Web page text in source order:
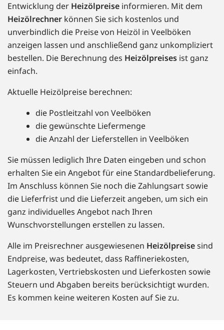
Entwicklung der Heizölpreise informieren. Mit dem
Heizölrechner können Sie sich kostenlos und
unverbindlich die Preise von Heizöl in Veelböken
anzeigen lassen und anschließend ganz unkompliziert
bestellen. Die Berechnung des Heizölpreises ist ganz
einfach.
Aktuelle Heizölpreise berechnen:
die Postleitzahl von Veelböken
die gewünschte Liefermenge
die Anzahl der Lieferstellen in Veelböken
Sie müssen lediglich Ihre Daten eingeben und schon
erhalten Sie ein Angebot für eine Standardbelieferung.
Im Anschluss können Sie noch die Zahlungsart sowie
die Lieferfrist und die Lieferzeit angeben, um sich ein
ganz individuelles Angebot nach Ihren
Wunschvorstellungen erstellen zu lassen.
Alle im Preisrechner ausgewiesenen Heizölpreisesind
Endpreise, was bedeutet, dass Raffineriekosten,
Lagerkosten, Vertriebskosten und Lieferkosten sowie
Steuern und Abgaben bereits berücksichtigt wurden.
Es kommen keine weiteren Kosten auf Sie zu.